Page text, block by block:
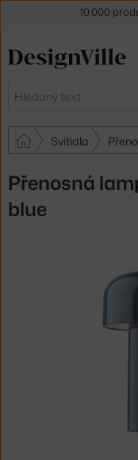
Hledat
Svítidla
Přenosná
blue
30